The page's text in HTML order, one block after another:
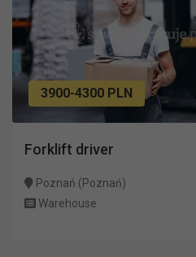
3900-4300 PLN
Forklift driver
Poznań (Poznań)
Warehouse